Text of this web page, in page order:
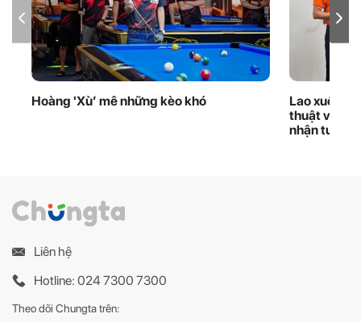
Hoàng 'Xù’ mê những kèo khó
Lao xuống
thuật viên
nhận tuyên
Liên hệ
Hotline: 024 7300 7300
Theo dõi Chungta trên: